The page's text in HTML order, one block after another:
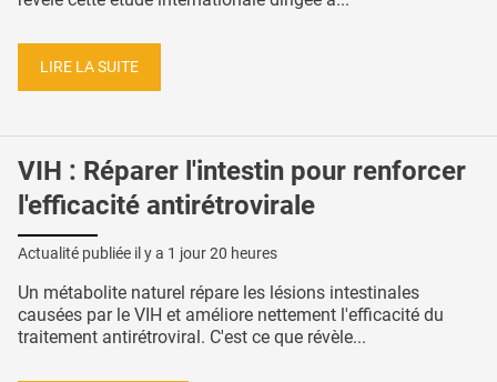
LIRE LA SUITE
VIH : Réparer l'intestin pour renforcer
l'efficacité antirétrovirale
Actualité publiée il y a 1 jour 20 heures
Un métabolite naturel répare les lésions intestinales
causées par le VIH et améliore nettement l'efficacité du
traitement antirétroviral. C'est ce que révèle...